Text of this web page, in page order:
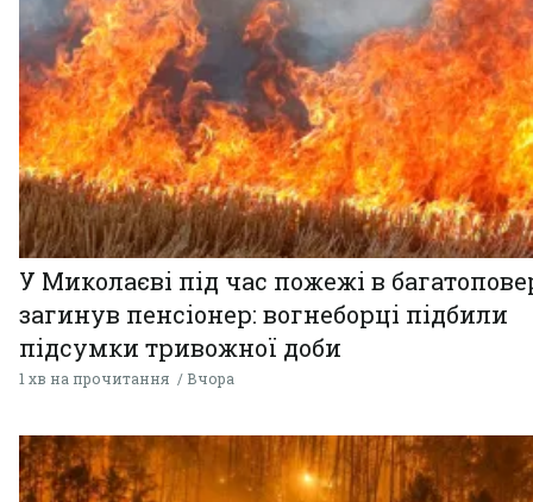
У Миколаєві під час пожежі в
загинув пенсіонер: вогнеборці підбили
підсумки тривожної доби
1 хв на прочитання Вчора